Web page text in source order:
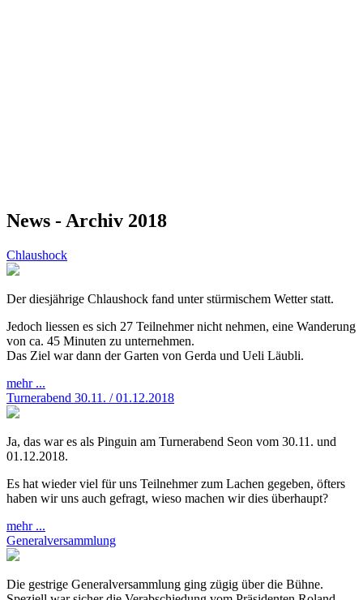
News - Archiv 2018
Chlaushock
Der diesjährige Chlaushock fand unter stürmischem Wetter statt.
Jedoch liessen es sich 27 Teilnehmer nicht nehmen, eine Wanderung
von ca. 45 Minuten zu unternehmen.
Das Ziel war dann der Garten von Gerda und Ueli Läubli.
mehr ...
Turnerabend 30.11. / 01.12.2018
Ja, das war es als Pinguin am Turnerabend Seon vom 30.11. und
01.12.2018.
Es hat wieder viel für uns Teilnehmer zum Lachen gegeben, öfters
haben wir uns auch gefragt, wieso machen wir dies überhaupt?
mehr ...
Generalversammlung
Die gestrige Generalversammlung ging zügig über die Bühne.